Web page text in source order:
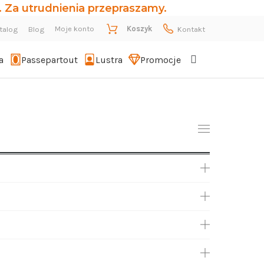
utrudnienia przepraszamy.
Blog Moje konto Koszyk Kontakt
Passepartout Lustra Promocje